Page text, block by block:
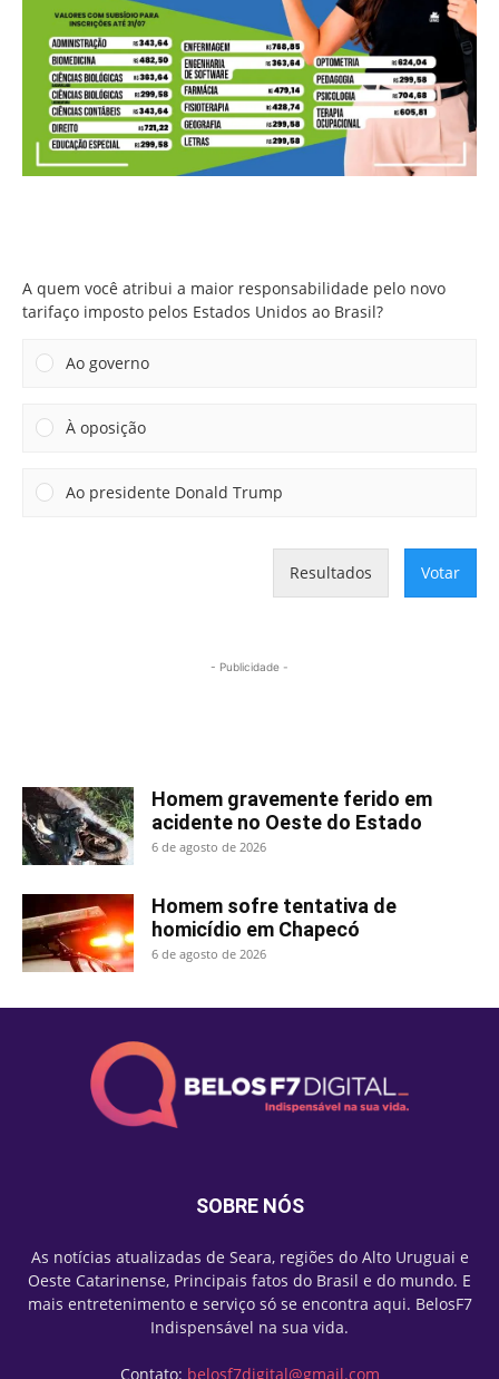
A quem você atribui a maior responsabilidade pelo novo
tarifaço imposto pelos Estados Unidos ao Brasil?
Ao governo
À oposição
Ao presidente Donald Trump
Resultados Votar
- Publicidade -
Homem gravemente ferido em
acidente no Oeste do Estado
6 de agosto de 2026
Homem sofre tentativa de
homicídio em Chapecó
6 de agosto de 2026
SOBRE NÓS
As notícias atualizadas de Seara, regiões do Alto Uruguai e
Oeste Catarinense, Principais fatos do Brasil e do mundo. E
mais entretenimento e serviço só se encontra aqui. BelosF7
Indispensável na sua vida.
Contato: belosf7digital@gmail.com